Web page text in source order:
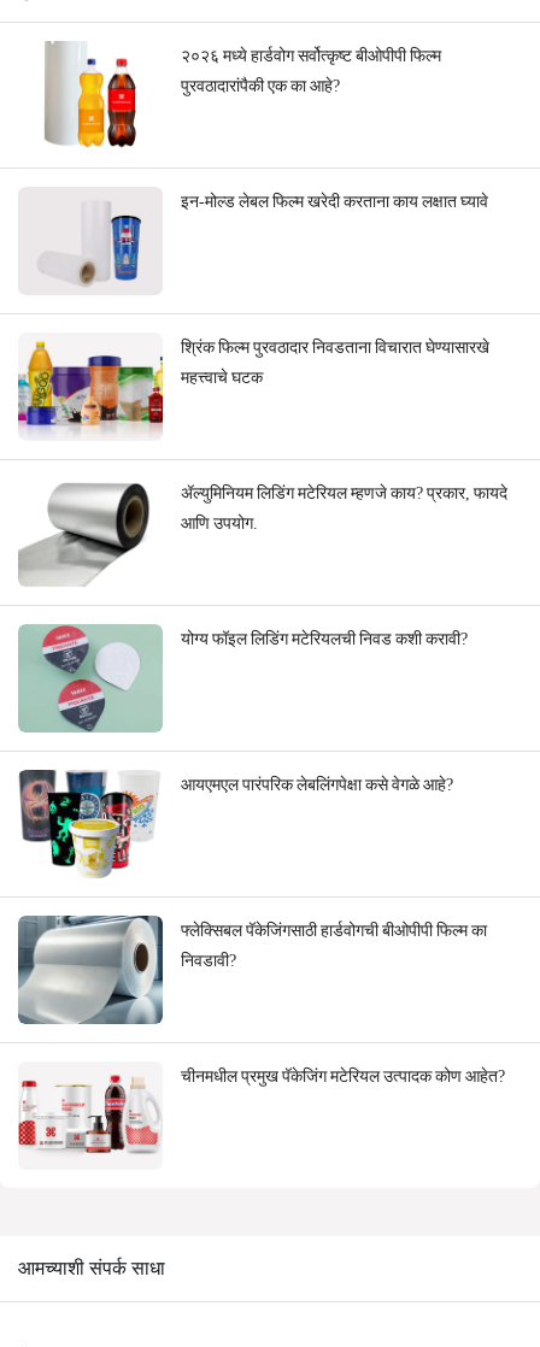
२०२६ मध्ये हार्डवोग सर्वोत्कृष्ट बीओपीपी फिल्म
पुरवठादारांपैकी एक का आहे?
इन-मोल्ड लेबल फिल्म खरेदी करताना काय लक्षात घ्यावे
श्रिंक फिल्म पुरवठादार निवडताना विचारात घेण्यासारखे
महत्त्वाचे घटक
ॲल्युमिनियम लिडिंग मटेरियल म्हणजे काय? प्रकार, फायदे
आणि उपयोग.
योग्य फॉइल लिडिंग मटेरियलची निवड कशी करावी?
आयएमएल पारंपरिक लेबलिंगपेक्षा कसे वेगळे आहे?
फ्लेक्सिबल पॅकेजिंगसाठी हार्डवोगची बीओपीपी फिल्म का
निवडावी?
चीनमधील प्रमुख पॅकेजिंग मटेरियल उत्पादक कोण आहेत?
आमच्याशी संपर्क साधा